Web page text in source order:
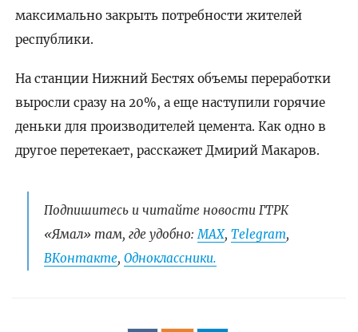
максимально закрыть потребности жителей
республики.
На станции Нижний Бестях объемы переработки
выросли сразу на 20%, а еще наступили горячие
деньки для производителей цемента. Как одно в
другое перетекает, расскажет Дмирий Макаров.
Подпишитесь и читайте новости ГТРК
«Ямал» там, где удобно: МАХ, Telegram,
ВКонтакте, Одноклассники.